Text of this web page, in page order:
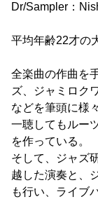
Dr/Sampler：
平均年齢22才の
全楽曲の作曲を
ズ、ジャミロク
などを筆頭に様
一聴してもルー
を作っている。
そして、ジャズ
越した演奏と、
も行い、ライブ